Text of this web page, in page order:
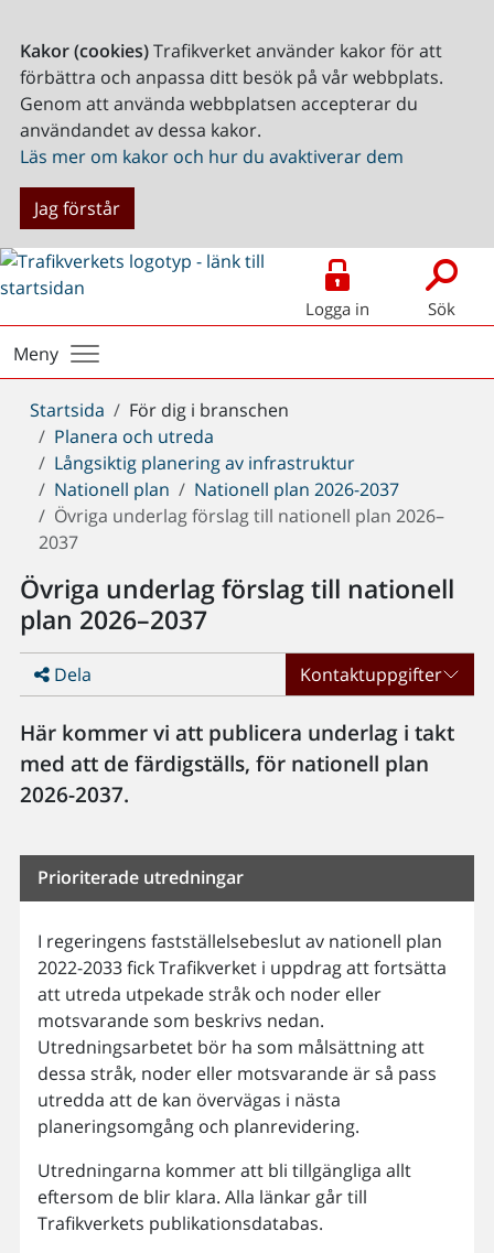
Kakor (cookies)Trafikverket använder kakor för att
förbättra och anpassa ditt besök på vår webbplats.
Genom att använda webbplatsen accepterar du
användandet av dessa kakor.
Läs mer om kakor och hur du avaktiverar dem
Jag förstår
Logga in Sök
Meny
Du
är
här:
Startsida
För dig i branschen
Planera och utreda
Långsiktig planering av infrastruktur
Nationell plan
Nationell plan 2026-2037
Övriga underlag förslag till nationell plan 2026–
2037
Övriga underlag förslag till nationell
plan 2026–2037
Dela Kontaktuppgifter
Här kommer vi att publicera underlag i takt
med att de färdigställs, för nationell plan
2026-2037.
Prioriterade utredningar
I regeringens fastställelsebeslut av nationell plan
2022-2033 fick Trafikverket i uppdrag att fortsätta
att utreda utpekade stråk och noder eller
motsvarande som beskrivs nedan.
Utredningsarbetet bör ha som målsättning att
dessa stråk, noder eller motsvarande är så pass
utredda att de kan övervägas i nästa
planeringsomgång och planrevidering.
Utredningarna kommer att bli tillgängliga allt
eftersom de blir klara. Alla länkar går till
Trafikverkets publikationsdatabas.